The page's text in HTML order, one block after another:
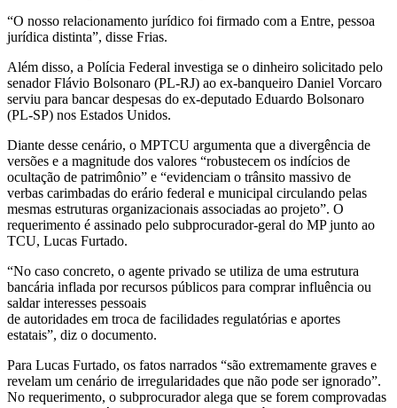
“O nosso relacionamento jurídico foi firmado com a Entre, pessoa
jurídica distinta”, disse Frias.
Além disso, a Polícia Federal investiga se o dinheiro solicitado pelo
senador Flávio Bolsonaro (PL-RJ) ao ex-banqueiro Daniel Vorcaro
serviu para bancar despesas do ex-deputado Eduardo Bolsonaro
(PL-SP) nos Estados Unidos.
Diante desse cenário, o MPTCU argumenta que a divergência de
versões e a magnitude dos valores “robustecem os indícios de
ocultação de patrimônio” e “evidenciam o trânsito massivo de
verbas carimbadas do erário federal e municipal circulando pelas
mesmas estruturas organizacionais associadas ao projeto”. O
requerimento é assinado pelo subprocurador-geral do MP junto ao
TCU, Lucas Furtado.
“No caso concreto, o agente privado se utiliza de uma estrutura
bancária inflada por recursos públicos para comprar influência ou
saldar interesses pessoais
de autoridades em troca de facilidades regulatórias e aportes
estatais”, diz o documento.
Para Lucas Furtado, os fatos narrados “são extremamente graves e
revelam um cenário de irregularidades que não pode ser ignorado”.
No requerimento, o subprocurador alega que se forem comprovadas